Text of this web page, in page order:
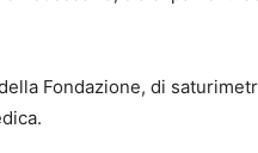
Fondazione, di